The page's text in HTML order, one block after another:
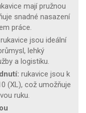
mají pružnou
snadné nasazení
práce.
jsou ideální
lehký
a logistiku.
rukavice jsou k
(XL), což umožňuje
ruku.